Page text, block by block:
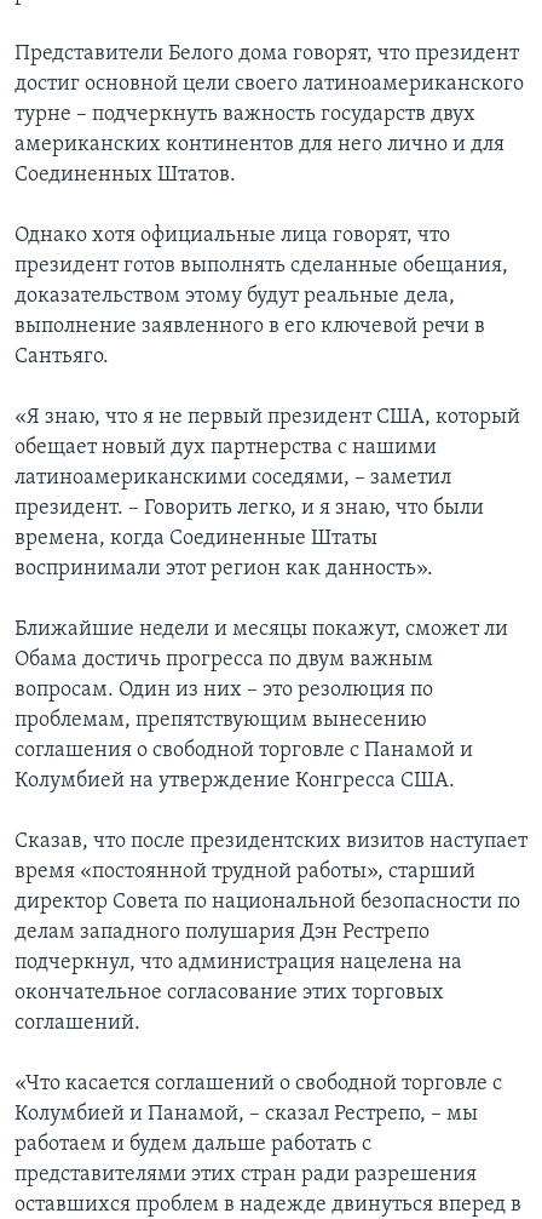
Представители Белого дома говорят, что президент
достиг основной цели своего латиноамериканского
турне – подчеркнуть важность государств двух
американских континентов для него лично и для
Соединенных Штатов.
Однако хотя официальные лица говорят, что
президент готов выполнять сделанные обещания,
доказательством этому будут реальные дела,
выполнение заявленного в его ключевой речи в
Сантьяго.
«Я знаю, что я не первый президент США, который
обещает новый дух партнерства с нашими
латиноамериканскими соседями, – заметил
президент. – Говорить легко, и я знаю, что были
времена, когда Соединенные Штаты
воспринимали этот регион как данность».
Ближайшие недели и месяцы покажут, сможет ли
Обама достичь прогресса по двум важным
вопросам. Один из них – это резолюция по
проблемам, препятствующим вынесению
соглашения о свободной торговле с Панамой и
Колумбией на утверждение Конгресса США.
Сказав, что после президентских визитов наступает
время «постоянной трудной работы», старший
директор Совета по национальной безопасности по
делам западного полушария Дэн Рестрепо
подчеркнул, что администрация нацелена на
окончательное согласование этих торговых
соглашений.
«Что касается соглашений о свободной торговле с
Колумбией и Панамой, – сказал Рестрепо, – мы
работаем и будем дальше работать с
представителями этих стран ради разрешения
оставшихся проблем в надежде двинуться вперед в